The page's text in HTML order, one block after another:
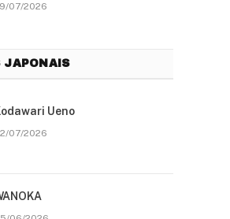
07/2026
JAPONAIS
Ueno
07/2026